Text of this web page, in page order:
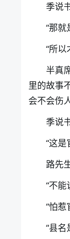
季说
“那就
“所以
半真
里的故事
会不会伤
季说
“这
路先
“不能
“怕惹
“县